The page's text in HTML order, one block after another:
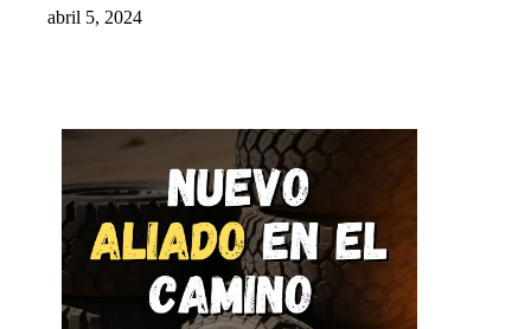
abril 5, 2024